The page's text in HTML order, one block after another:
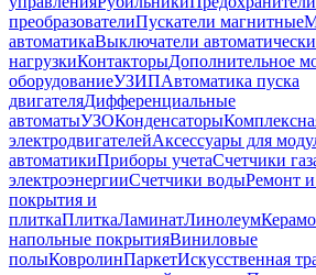
преобразователиПускатели магнитные
автоматикаВыключатели
нагрузкиКонтакторыДополнительное
оборудованиеУЗИПАвтоматика пуска
двигателяДифференциальные
автоматыУЗОКонденсаторы
электродвигателейАксессуары для
автоматикиПриборы учетаСчетчики
электроэнергииСчетчики водыРемонт и
покрытия и
плиткаПлиткаЛаминатЛинолеум
напольные покрытияВиниловые
полыКовролинПаркетИскусственная